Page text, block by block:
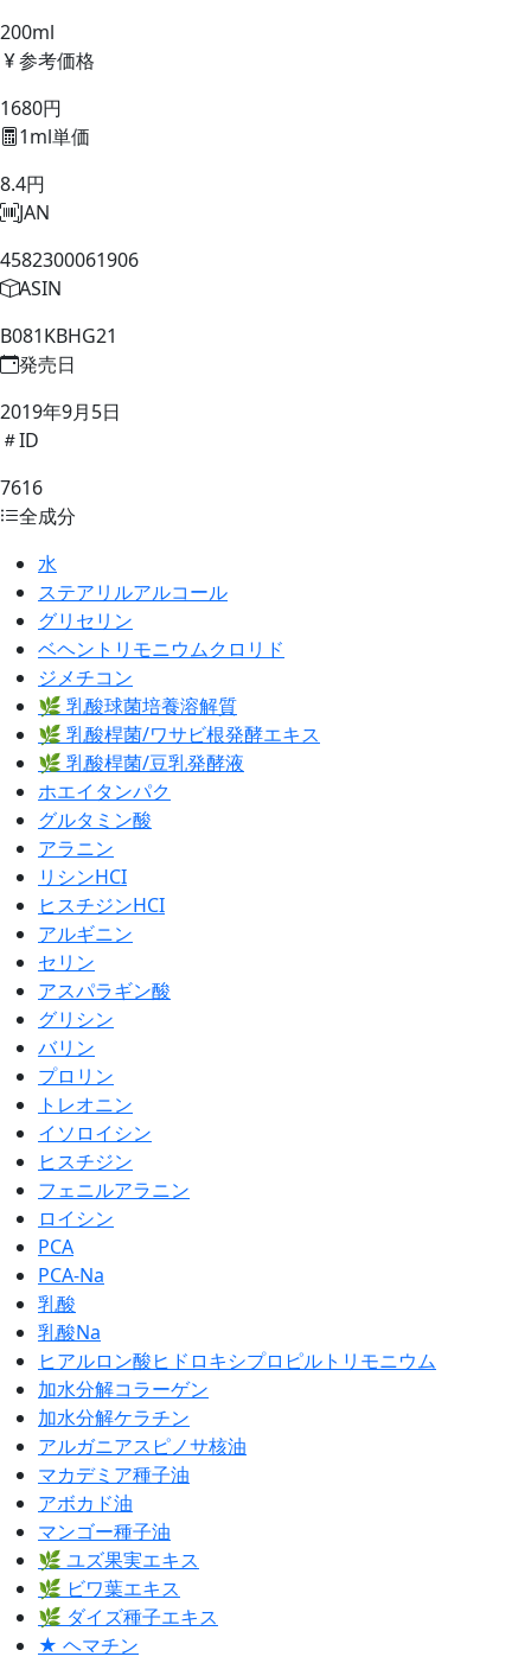
200ml
参考価格
1680円
1ml単価
8.4円
JAN
4582300061906
ASIN
B081KBHG21
発売日
2019年9月5日
ID
7616
全成分
水
ステアリルアルコール
グリセリン
ベヘントリモニウムクロリド
ジメチコン
🌿 乳酸球菌培養溶解質
🌿 乳酸桿菌/ワサビ根発酵エキス
🌿 乳酸桿菌/豆乳発酵液
ホエイタンパク
グルタミン酸
アラニン
リシンHCI
ヒスチジンHCI
アルギニン
セリン
アスパラギン酸
グリシン
バリン
プロリン
トレオニン
イソロイシン
ヒスチジン
フェニルアラニン
ロイシン
PCA
PCA-Na
乳酸
乳酸Na
ヒアルロン酸ヒドロキシプロピルトリモニウム
加水分解コラーゲン
加水分解ケラチン
アルガニアスピノサ核油
マカデミア種子油
アボカド油
マンゴー種子油
🌿 ユズ果実エキス
🌿 ビワ葉エキス
🌿 ダイズ種子エキス
★ ヘマチン